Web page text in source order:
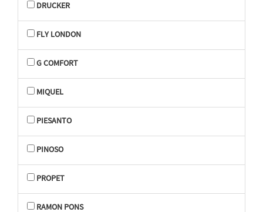
DRUCKER
FLY LONDON
G COMFORT
MIQUEL
PIESANTO
PINOSO
PROPET
RAMON PONS